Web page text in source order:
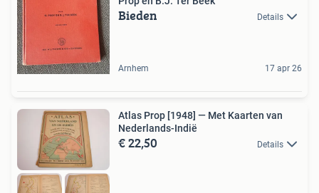
Bieden Details
Arnhem 17 apr 26
Atlas Prop [1948] — Met Kaarten van
Nederlands-Indië
€ 22,50 Details